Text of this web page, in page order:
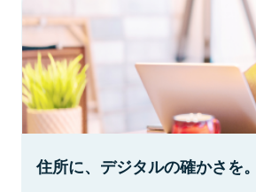
住所に、デジタルの確かさを。